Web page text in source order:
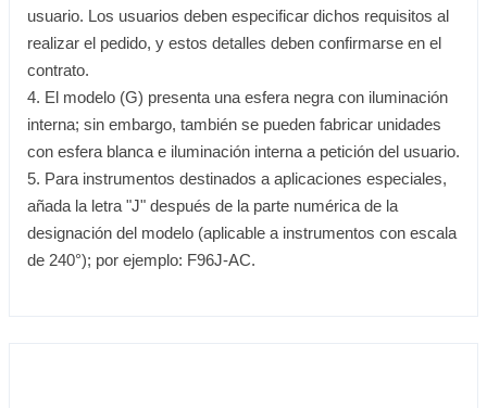
usuario. Los usuarios deben especificar dichos requisitos al
realizar el pedido, y estos detalles deben confirmarse en el
contrato.
4. El modelo (G) presenta una esfera negra con iluminación
interna; sin embargo, también se pueden fabricar unidades
con esfera blanca e iluminación interna a petición del usuario.
5. Para instrumentos destinados a aplicaciones especiales,
añada la letra "J" después de la parte numérica de la
designación del modelo (aplicable a instrumentos con escala
de 240°); por ejemplo: F96J-AC.